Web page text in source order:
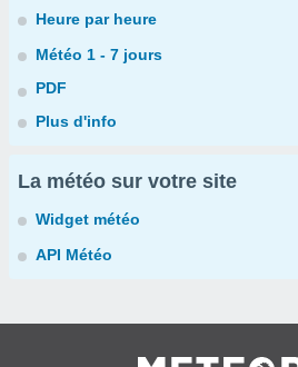
Heure par heure
Météo 1 - 7 jours
PDF
Plus d'info
La météo sur votre site
Widget météo
API Météo